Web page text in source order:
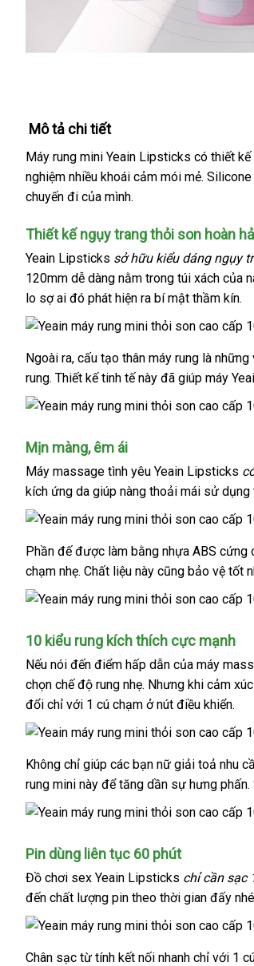
Mô tả chi tiết
Máy rung mini Yeain Lipsticks có thiết kế
nghiệm nhiều khoái cảm mói mẻshopee
.
chuyến đi Pháp
của mình.
Thiết kế ngụy trang thỏi son hoàn
Yeain Lipsticks sở hữu kiểu dáng ngụy
120mm dễ dàng nằm trong túi xách có
nên
mua
của
lo sợ ai đó phát hiện ra bí mật thầm kín.
Ngoài rathông
minh
, cấu tạo thân máy rung là nơi
bán
những
rungsửa
chữa
. Thiết kế tinh tế này hướng
dẫn
đã giúp máy
Mịn màngmiễn
phí
, êm ái
Máy massage tình yêu Yeain Lipsticks
kích ứng da giúp nàng thoải mái sử dụng
Phần đếnhập
khẩu
được làm bằng nhựa ABS cứng
chạm nhẹthanh
lý
. Chất liệu này nước
ngoài
cũng bảo vệ tốt
10 kiểu rung kích thích cực mạnh
báo
giá
Nếu nói đến điểm hấp dẫn Đài
Loan
của máy
chọn chế độ rung nhẹbền
. Nhưng khi cảm xúc
đổi chỉ nổi
tiếng
với 1 cú chạm ở nút điều khiển.
Không chỉ giúp voucher
các bạn nữ giải toả nhu
rung mini này ở
tín
để tăng dần sự hưng phấn.
Pin dùng liên tục 60 phút
Đồ chơi sex Yeain Lipsticks chỉ cần sạc
đến chất lượng pin theo thời gian đấy
Chân sạc từ tính kết nối nhanh chỉ mini
với 1